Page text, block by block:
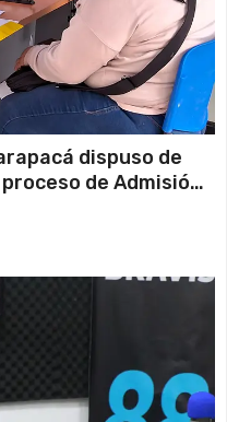
dispuso de
de Admisión